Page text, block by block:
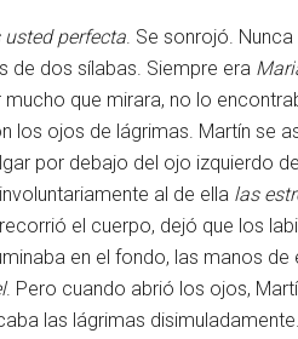
usted perfecta. Se sonrojó.
de dos sílabas. Siempre era
que mirara, no lo
los ojos de lágrimas. Martín se
por debajo del ojo izquierdo
al de ella las
el cuerpo, dejó que los
en el fondo, las manos
. Pero cuando abrió los ojos,
las lágrimas